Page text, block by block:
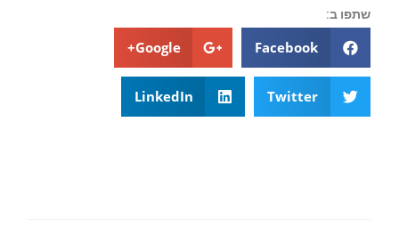
שתפו ב:
Facebook
Google+
Twitter
LinkedIn